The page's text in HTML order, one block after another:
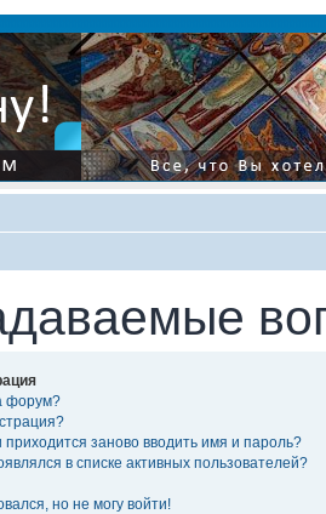
форум?
заново вводить имя и пароль?
в списке активных пользователей?
но не могу войти!